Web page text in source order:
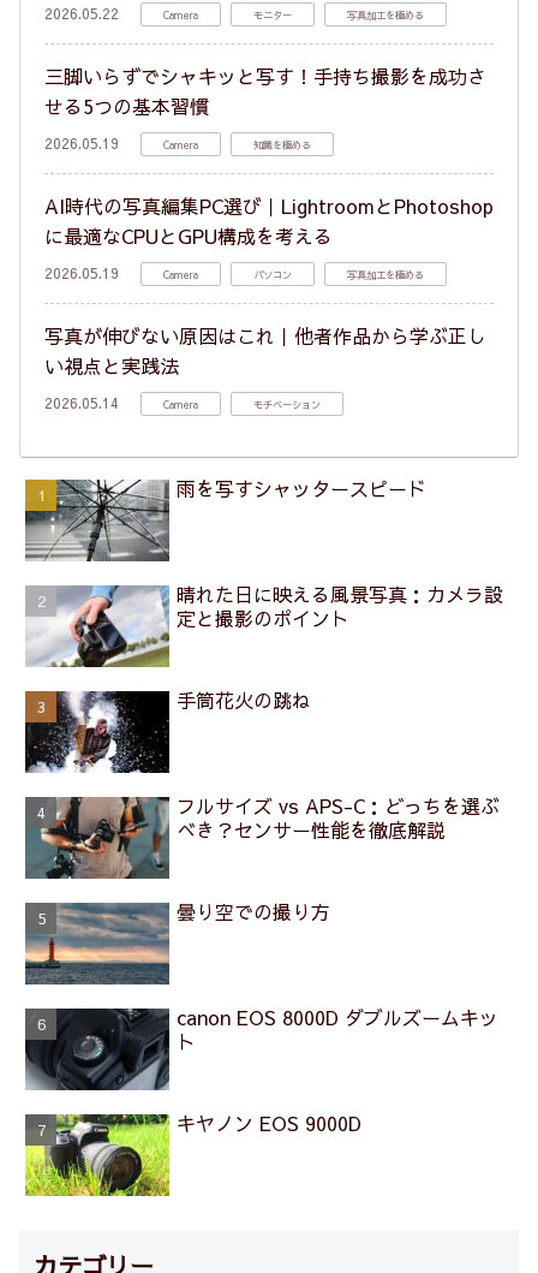
2026.05.22 Camera モニター 写真加工を極める
三脚いらずでシャキッと写す！手持ち撮影を成功さ
せる5つの基本習慣
2026.05.19 Camera 知識を極める
AI時代の写真編集PC選び｜LightroomとPhotoshop
に最適なCPUとGPU構成を考える
2026.05.19 Camera パソコン 写真加工を極める
写真が伸びない原因はこれ｜他者作品から学ぶ正し
い視点と実践法
2026.05.14 Camera モチベーション
雨を写すシャッタースピード
晴れた日に映える風景写真：カメラ設
定と撮影のポイント
手筒花火の跳ね
フルサイズ vs APS-C：どっちを選ぶ
べき？センサー性能を徹底解説
曇り空での撮り方
canon EOS 8000D ダブルズームキッ
ト
キヤノン EOS 9000D
カテゴリー